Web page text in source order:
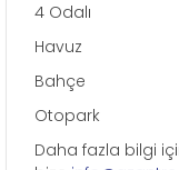
4 Odalı
Havuz
Bahçe
Otopark
Daha fazla bilgi